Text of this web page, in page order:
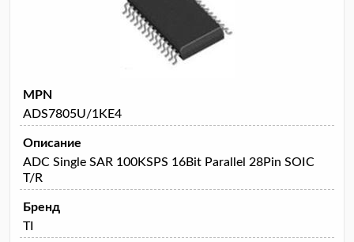
MPN
ADS7805U/1KE4
Описание
ADC Single SAR 100KSPS 16Bit Parallel 28Pin SOIC
T/R
Бренд
TI